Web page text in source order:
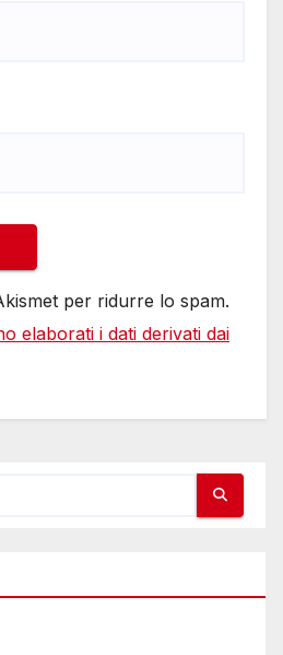
per ridurre lo spam.
elaborati i dati derivati dai